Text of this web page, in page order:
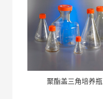
聚酯盖三角培养瓶